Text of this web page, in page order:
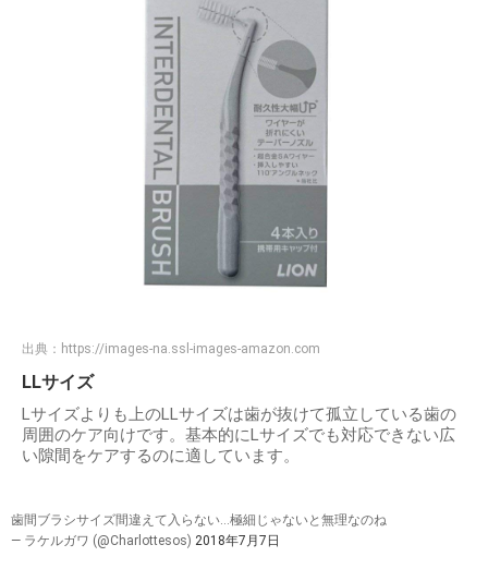
出典： https://images-na.ssl-images-amazon.com
LLサイズ
Lサイズよりも上のLLサイズは歯が抜けて孤立している歯の
周囲のケア向けです。基本的にLサイズでも対応できない広
い隙間をケアするのに適しています。
歯間ブラシサイズ間違えて入らない…極細じゃないと無理なのね
— ラケルガワ (@Charlottesos) 2018年7月7日